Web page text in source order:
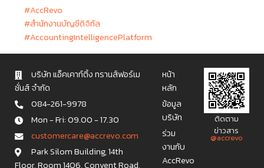
#AccRevo
#สำนักงานบัญชีดิจิทัล
#AccountingIntelligencePlatform
บริษัท แอ็คเคาท์ติ้ง ทรานส์ฟอร์เม
ชั่นส์ จำกัด
084-261-9978
Mon - Fri: 09.00 - 17.30
c u s t o m e r c a r e @ a c c r e v o . c o m
Park Silom Building, 14th
Floor, Room 1406, Convent Road,
หน้า
หลัก
ข้อมูล
บริษัท
ร่วม
งานกับ
AccRevo
ติดตาม
ข่าวสาร
@accrevo